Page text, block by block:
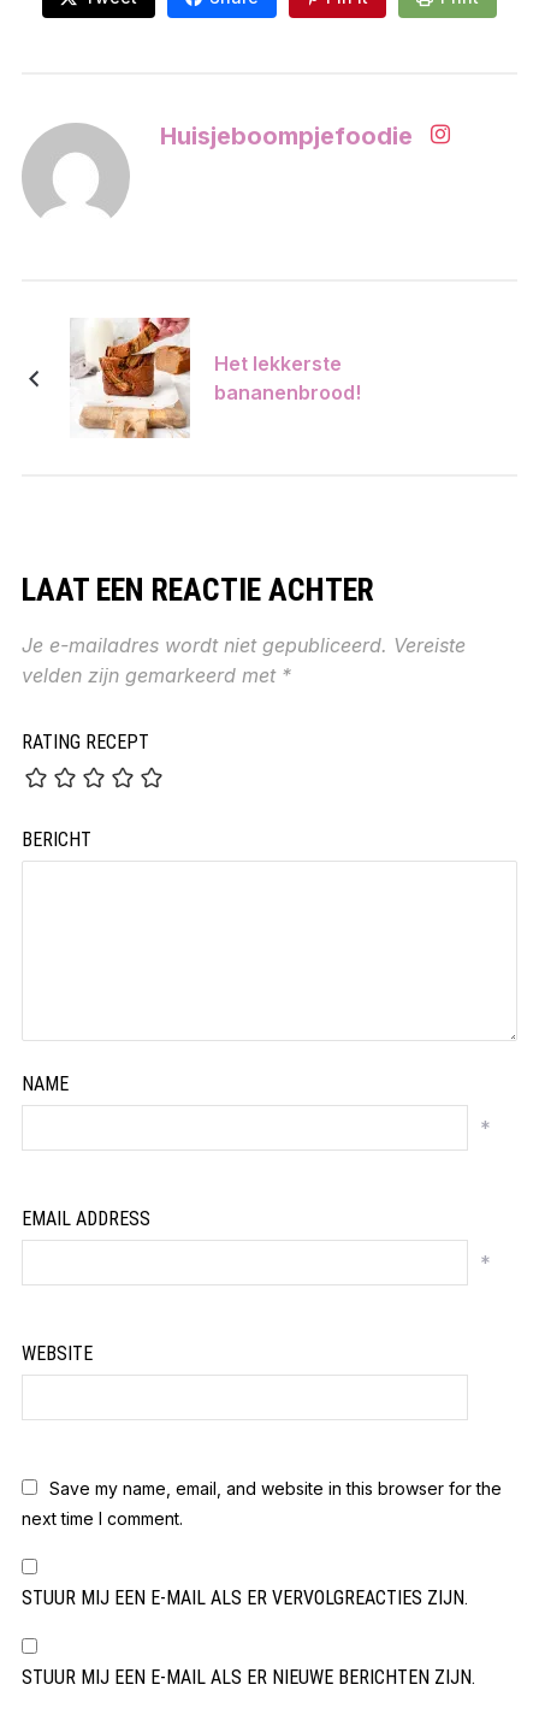
Huisjeboompjefoodie
Het lekkerste
bananenbrood!
LAAT EEN REACTIE ACHTER
Je e-mailadres wordt niet gepubliceerd. Vereiste
velden zijn gemarkeerd met *
RATING RECEPT
BERICHT
NAME
*
EMAIL ADDRESS
*
WEBSITE
Save my name, email, and website in this browser for the
next time I comment.
STUUR MIJ EEN E-MAIL ALS ER VERVOLGREACTIES ZIJN.
STUUR MIJ EEN E-MAIL ALS ER NIEUWE BERICHTEN ZIJN.